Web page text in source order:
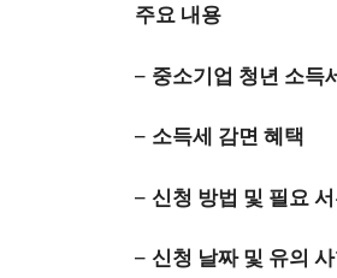
주요 내용
– 중소기업 청년 소득
– 소득세 감면 혜택
– 신청 방법 및 필요
– 신청 날짜 및 유의